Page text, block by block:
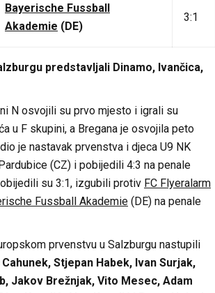
Bayerische Fussball
Akademie (DE)
3:1
predstavljali Dinamo, Ivančica,
N osvojili su prvo mjesto i igrali su
u F skupini, a Bregana je osvojila peto
je nastavak prvenstva i djeca U9 NK
(CZ) i pobijedili 4:3 na penale
su 3:1, izgubili protiv FC Flyeralarm
Fussball Akademie (DE) na penale
prvenstvu u Salzburgu nastupili
Stjepan Habek, Ivan Surjak,
Jakov Brežnjak, Vito Mesec, Adam